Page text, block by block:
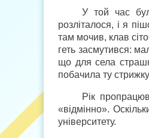
У той час
розліталося, і я
там мочив, клав
геть засмутився:
що для села
побачила ту
Рік
«відмінно».
університету.